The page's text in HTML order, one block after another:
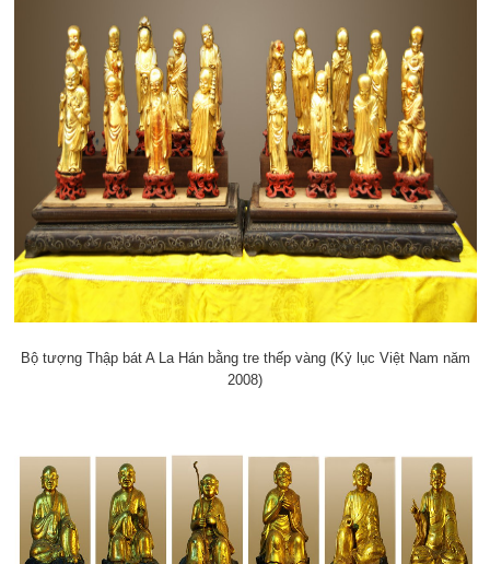
Bộ tượng Thập bát A La Hán bằng tre thếp vàng (Kỷ lục Việt Nam năm
2008)